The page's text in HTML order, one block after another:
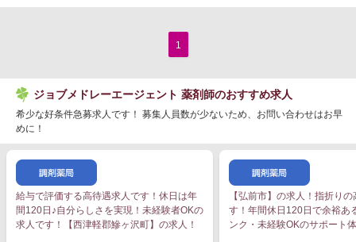
1
ジョブメドレーエージェント 薬剤師のおすすめ求人
希少な好条件急募求人です！ 募集人員数が少ないため、お問い合わせはお早
めに！
給与で評価する高待遇求人です！休日は年
間120日♪自分らしさを実現！未経験者OKの
求人です！【西津軽郡鰺ヶ沢町】の求人！
【弘前市】の求人！指折り
す！年間休日120日で余裕あ
ンク・未経験OKのサポート